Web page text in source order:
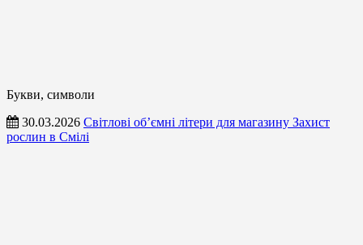
Букви, символи
30.03.2026 Світлові об’ємні літери для магазину Захист
рослин в Смілі